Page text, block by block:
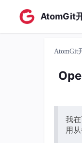
AtomGit
AtomGit
我
用